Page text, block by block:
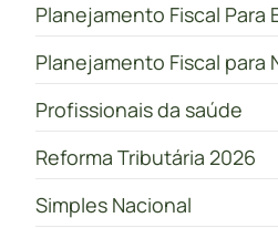
Planejamento Fiscal Para
Planejamento Fiscal para
Profissionais da saúde
Reforma Tributária 2026
Simples Nacional